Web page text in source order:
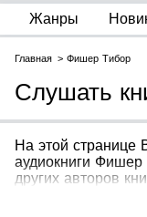
Жанры
Главная Фишер Тибор
Слушать
На этой странице
аудиокниги
других авторов